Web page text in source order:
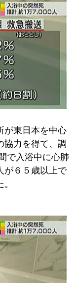
が東日本を中心
協力を得て、調
で入浴中に心肺
が６５歳以上で